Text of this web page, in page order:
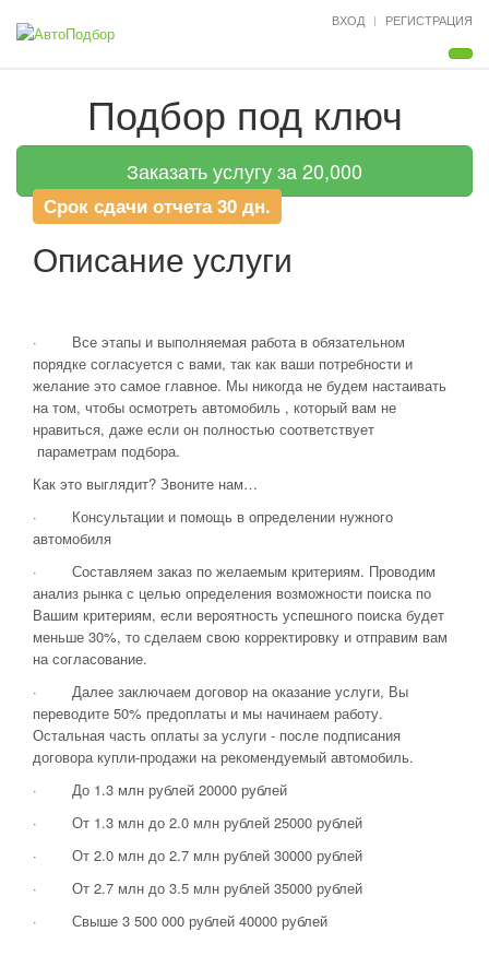
ВХОД РЕГИСТРАЦИЯ
Подбор под ключ
Заказать услугу за 20,000
Срок сдачи отчета 30 дн.
Описание услуги
· Все этапы и выполняемая работа в обязательном
порядке согласуется с вами, так как ваши потребности и
желание это самое главное. Мы никогда не будем настаивать
на том, чтобы осмотреть автомобиль , который вам не
нравиться, даже если он полностью соответствует
параметрам подбора.
Как это выглядит? Звоните нам…
· Консультации и помощь в определении нужного
автомобиля
· Составляем заказ по желаемым критериям. Проводим
анализ рынка с целью определения возможности поиска по
Вашим критериям, если вероятность успешного поиска будет
меньше 30%, то сделаем свою корректировку и отправим вам
на согласование.
· Далее заключаем договор на оказание услуги, Вы
переводите 50% предоплаты и мы начинаем работу.
Остальная часть оплаты за услуги - после подписания
договора купли-продажи на рекомендуемый автомобиль.
· До 1.3 млн рублей 20000 рублей
· От 1.3 млн до 2.0 млн рублей 25000 рублей
· От 2.0 млн до 2.7 млн рублей 30000 рублей
· От 2.7 млн до 3.5 млн рублей 35000 рублей
· Свыше 3 500 000 рублей 40000 рублей